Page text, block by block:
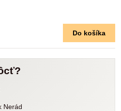
Do košíka
Nerád